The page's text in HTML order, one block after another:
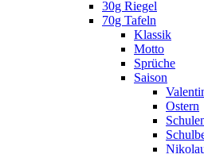
30g Riegel
70g Tafeln
Klassik
Motto
Sprüche
Saison
Ostern